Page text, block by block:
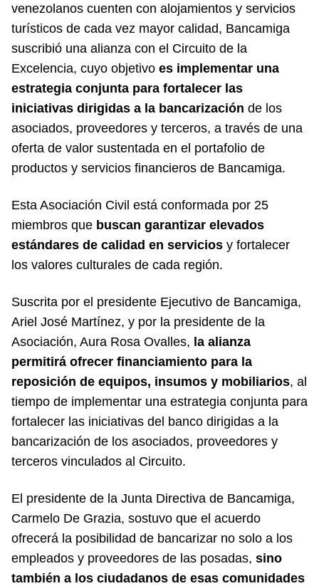
venezolanos cuenten con alojamientos y servicios
turísticos de cada vez mayor calidad, Bancamiga
suscribió una alianza con el Circuito de la
Excelencia, cuyo objetivo es implementar una
estrategia conjunta para fortalecer las
iniciativas dirigidas a la bancarización de los
asociados, proveedores y terceros, a través de una
oferta de valor sustentada en el portafolio de
productos y servicios financieros de Bancamiga.
Esta Asociación Civil está conformada por 25
miembros que buscan garantizar elevados
estándares de calidad en servicios y fortalecer
los valores culturales de cada región.
Suscrita por el presidente Ejecutivo de Bancamiga,
Ariel José Martínez, y por la presidente de la
Asociación, Aura Rosa Ovalles, la alianza
permitirá ofrecer financiamiento para la
reposición de equipos, insumos y mobiliarios, al
tiempo de implementar una estrategia conjunta para
fortalecer las iniciativas del banco dirigidas a la
bancarización de los asociados, proveedores y
terceros vinculados al Circuito.
El presidente de la Junta Directiva de Bancamiga,
Carmelo De Grazia, sostuvo que el acuerdo
ofrecerá la posibilidad de bancarizar no solo a los
empleados y proveedores de las posadas, sino
también a los ciudadanos de esas comunidades